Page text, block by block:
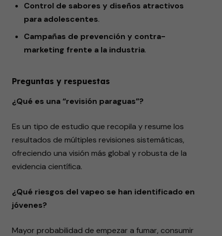
Control de sabores y diseños atractivos
para adolescentes.
Campañas de prevención y contra-
marketing frente a la industria.
Preguntas y respuestas
¿Qué es una “revisión paraguas”?
Es un tipo de estudio que recopila y resume los
resultados de múltiples revisiones sistemáticas,
ofreciendo una visión más global y robusta de la
evidencia científica.
¿Qué riesgos del vapeo se han identificado en
jóvenes?
Mayor probabilidad de empezar a fumar, consumir